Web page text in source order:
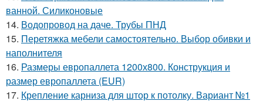
ванной. Силиконовые
14. Водопровод на даче. Трубы ПНД
15. Перетяжка мебели самостоятельно. Выбор обивки и
наполнителя
16. Размеры европаллета 1200х800. Конструкция и
размер европаллета (EUR)
17. Крепление карниза для штор к потолку. Вариант №1